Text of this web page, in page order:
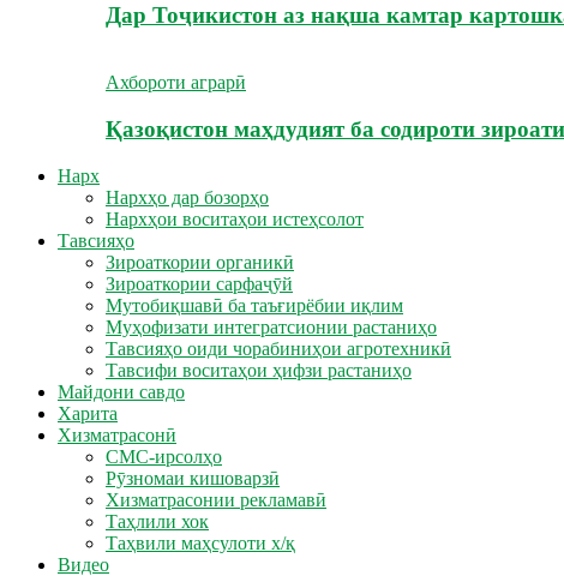
Дар Тоҷикистон аз нақша камтар
Ахбороти аграрӣ
Қазоқистон маҳдудият ба содироти
Нарх
Нархҳо дар бозорҳо
Нархҳои воситаҳои истеҳсолот
Тавсияҳо
Зироаткории органикӣ
Зироаткории сарфаҷӯй
Мутобиқшавӣ ба таъғирёбии иқлим
Муҳофизати интегратсионии растаниҳо
Тавсияҳо оиди чорабиниҳои агротехникӣ
Тавсифи воситаҳои ҳифзи растаниҳо
Майдони савдо
Харита
Хизматрасонӣ
СМС-ирсолҳо
Рӯзномаи кишоварзӣ
Хизматрасонии рекламавӣ
Таҳлили хок
Таҳвили маҳсулоти х/қ
Видео